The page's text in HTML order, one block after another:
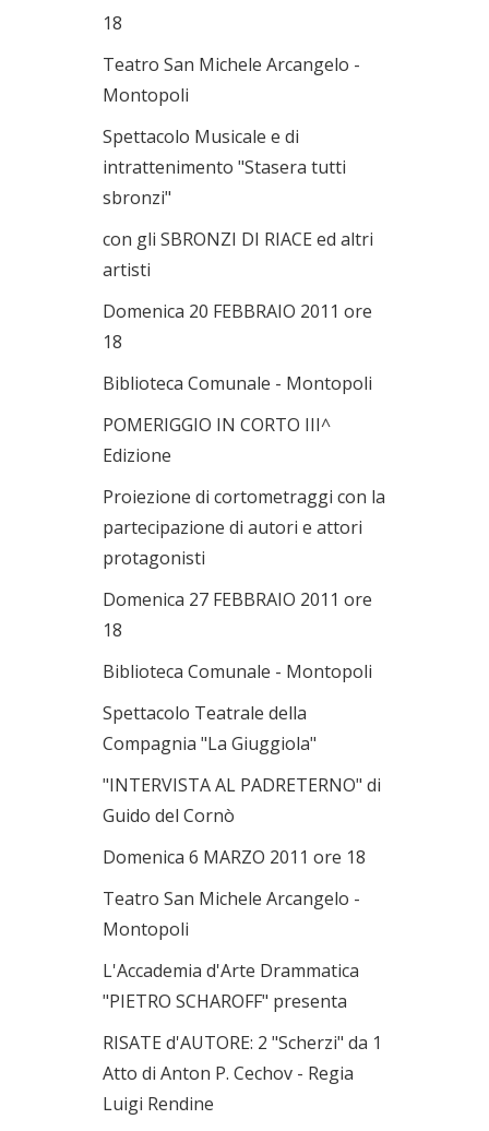
18
Teatro San Michele Arcangelo -
Montopoli
Spettacolo Musicale e di
intrattenimento "Stasera tutti
sbronzi"
con gli SBRONZI DI RIACE ed altri
artisti
Domenica 20 FEBBRAIO 2011 ore
18
Biblioteca Comunale - Montopoli
POMERIGGIO IN CORTO III^
Edizione
Proiezione di cortometraggi con la
partecipazione di autori e attori
protagonisti
Domenica 27 FEBBRAIO 2011 ore
18
Biblioteca Comunale - Montopoli
Spettacolo Teatrale della
Compagnia "La Giuggiola"
"INTERVISTA AL PADRETERNO" di
Guido del Cornò
Domenica 6 MARZO 2011 ore 18
Teatro San Michele Arcangelo -
Montopoli
L'Accademia d'Arte Drammatica
"PIETRO SCHAROFF" presenta
RISATE d'AUTORE: 2 "Scherzi" da 1
Atto di Anton P. Cechov - Regia
Luigi Rendine